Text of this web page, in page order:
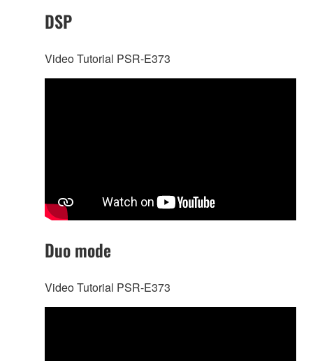
DSP
Video Tutorial PSR-E373
Duo mode
Video Tutorial PSR-E373